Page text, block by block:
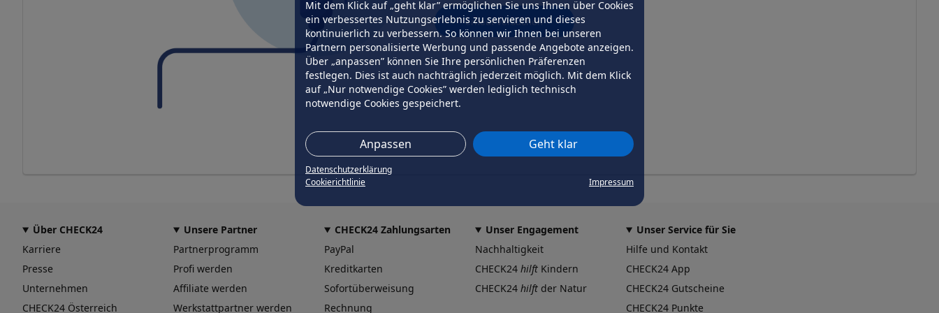
Mit dem Klick auf „geht klar” ermöglichen Sie uns Ihnen über Cookies
ein verbessertes Nutzungserlebnis zu servieren und dieses
kontinuierlich zu verbessern. So können wir Ihnen bei unseren
Partnern personalisierte Werbung und passende Angebote anzeigen.
Über „anpassen” können Sie Ihre persönlichen Präferenzen
festlegen. Dies ist auch nachträglich jederzeit möglich. Mit dem Klick
auf „Nur notwendige Cookies” werden lediglich technisch
notwendige Cookies gespeichert.
Anpassen Geht klar
Datenschutzerklärung
Cookierichtlinie
Impressum
erneut versuchen
Über CHECK24
Karriere
Presse
Unternehmen
CHECK24 Österreich
Unsere Partner
Partnerprogramm
Profi werden
Affiliate werden
Werkstattpartner werden
CHECK24 Zahlungsarten
PayPal
Kreditkarten
Sofortüberweisung
Rechnung
Unser Engagement
Nachhaltigkeit
CHECK24 hilft Kindern
CHECK24 hilft der Natur
Unser Service für Sie
Hilfe und Kontakt
CHECK24 App
CHECK24 Gutscheine
CHECK24 Punkte